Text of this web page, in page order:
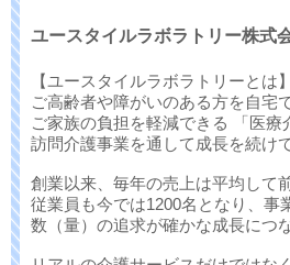
ユースタイルラボラトリー株式
【ユースタイルラボラトリーとは】
ご高齢者や障がいのある方を自宅
ご家族の負担を軽減できる 「医療
訪問介護事業を通して成長を続け
創業以来、毎年の売上は平均して
従業員も今では1200名となり、事
数（量）の追求が確かな成長につ